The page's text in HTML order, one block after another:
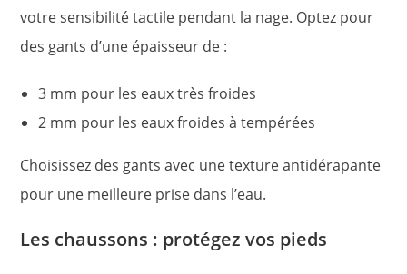
votre sensibilité tactile pendant la nage. Optez pour
des gants d’une épaisseur de :
3 mm pour les eaux très froides
2 mm pour les eaux froides à tempérées
Choisissez des gants avec une texture antidérapante
pour une meilleure prise dans l’eau.
Les chaussons : protégez vos pieds